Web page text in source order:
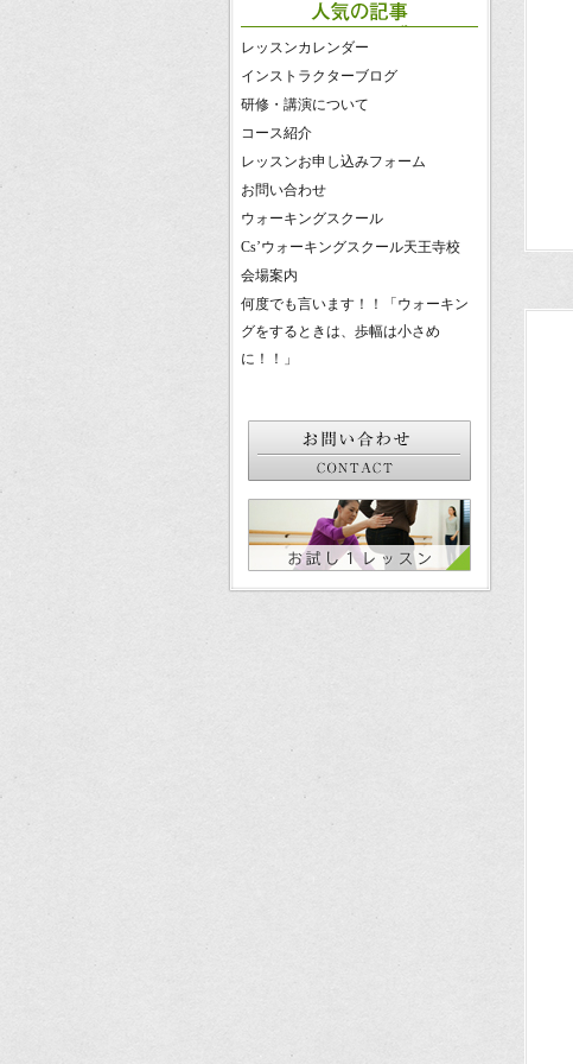
レッスンカレンダー
インストラクターブログ
研修・講演について
コース紹介
レッスンお申し込みフォーム
お問い合わせ
ウォーキングスクール
Cs’ウォーキングスクール天王寺校
会場案内
何度でも言います！！「ウォーキン
グをするときは、歩幅は小さめ
に！！」